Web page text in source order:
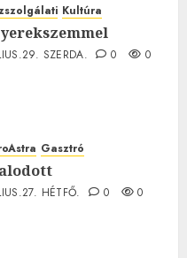
Kultúra
SZERDA. 0 0
Gasztró
HÉTFŐ. 0 0